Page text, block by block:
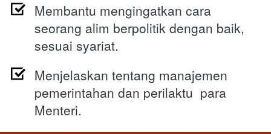
Membantu mengingatkan cara
seorang alim berpolitik dengan baik,
sesuai syariat.
Menjelaskan tentang manajemen
pemerintahan dan perilaktu  para
Menteri.